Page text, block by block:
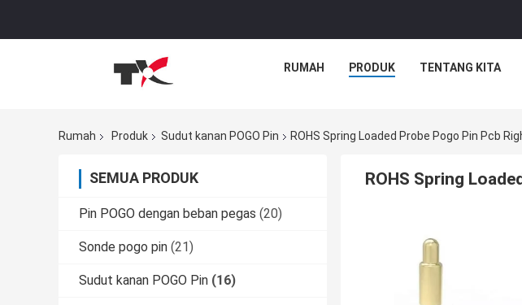
RUMAH PRODUK TENTANG KITA
Rumah Produk Sudut kanan POGO Pin ROHS Spring Loaded Probe Pogo Pin Pcb
SEMUA PRODUK
Pin POGO dengan beban pegas (20)
Sonde pogo pin (21)
Sudut kanan POGO Pin (16)
ROHS Spring